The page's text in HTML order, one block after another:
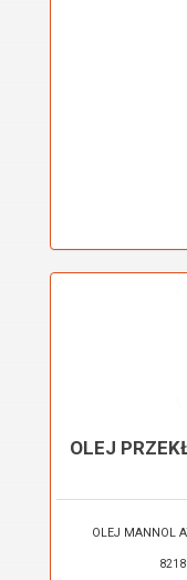
OLEJ
OLEJ MANNOL